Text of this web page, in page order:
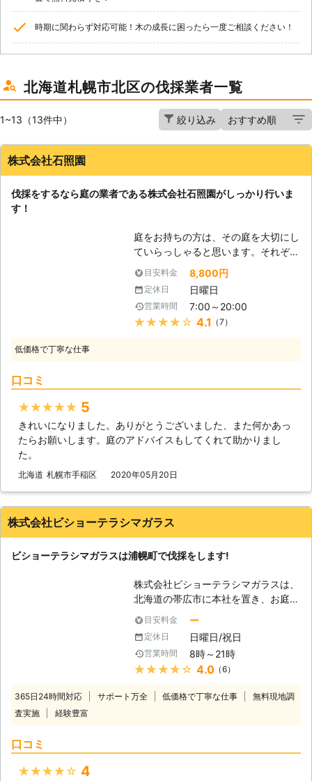
時期に関わらず対応可能！木の成長に困ったら一度ご相談ください！
北海道札幌市北区の伐採業者一覧
1~13（13件中） 絞り込み
株式会社石照園
伐採をするなら庭の業者である株式会社石照園がしっかり行いま
す！
庭をお持ちの方は、その庭を大切にし
ていらっしゃると思います。それぞれ
木花に愛情を注いであげていることか
と思います。しかし、だからこそ時に
処分を検討しないといけない時がある
のです。庭木が思った以上に育ちすぎ
てしまい、自分では処理できなくなっ
と不必要に枝が育ち、病気や害虫発生
の原因となってしまうでしょう。そう
せいで悪化してしまう危険性があるの
ません。その作業が伐採です。つまり
は庭木を切り倒す作業のことを言いま
のためには切った方が良い時があるの
照園におまかせを！】 しかし、大き
くなってしまった木を切り倒すのは素
人では難しいです。もしかしたら家の
方角に倒してしまい、屋根や外壁など
を破損させてしまうかもしれません。
そうさせないためにも私たち株式会社
石照園のような庭作業に慣れた業者に
依頼をした方が良いです。私たちは庭
仕事を主に行っている業者であり、庭
目安料金 8,800円
定休日 日曜日
営業時間 7:00～20:00
★★★★★ 4.1 （7）
低価格で丁寧な仕事
口コミ
★★★★★ 5
きれいになりました。ありがとうございました、また何かあっ
たらお願いします。庭のアドバイスもしてくれて助かりまし
た。
北海道 札幌市手稲区 2020年05月20日
株式会社ビショーテラシマガラス
ビショーテラシマガラスは浦幌町で伐採をします!
株式会社ビショーテラシマガラスは、
北海道の帯広市に本社を置き、お庭の
木の伐採作業を行なっている会社で
す。対応可能な地域は十勝郡浦幌町だ
けになっていますが、その分町の魅力
を知りつくした地域密着型の企業なの
です。土曜日でも作業ができるので、
【伐採をしましょう】 人口5,100人ほ
目安料金 ー
定休日 日曜日/祝日
営業時間 8時～21時
★★★★★ 4.0（6）
365日24時間対応 サポート万全 低価格で丁寧な仕事
無料現地調
査実施
経験豊富
口コミ
★★★★★ 4